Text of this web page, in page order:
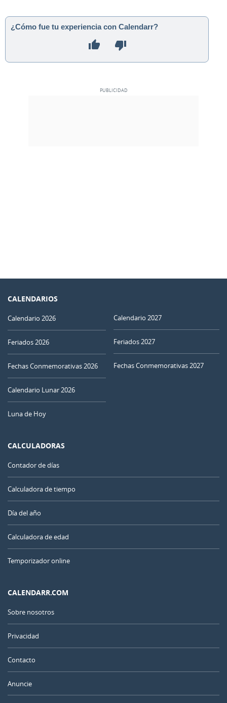
¿Cómo fue tu experiencia con Calendarr?
CALENDARIOS
Calendario 2026
Feriados 2026
Fechas Conmemorativas 2026
Calendario Lunar 2026
Luna de Hoy
Calendario 2027
Feriados 2027
Fechas Conmemorativas 2027
CALCULADORAS
Contador de días
Calculadora de tiempo
Día del año
Calculadora de edad
Temporizador online
CALENDARR.COM
Sobre nosotros
Privacidad
Contacto
Anuncie